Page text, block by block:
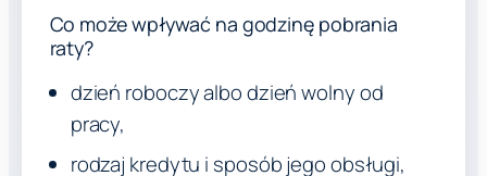
Co może wpływać na godzinę pobrania
raty?
dzień roboczy albo dzień wolny od
pracy,
rodzaj kredytu i sposób jego obsługi,